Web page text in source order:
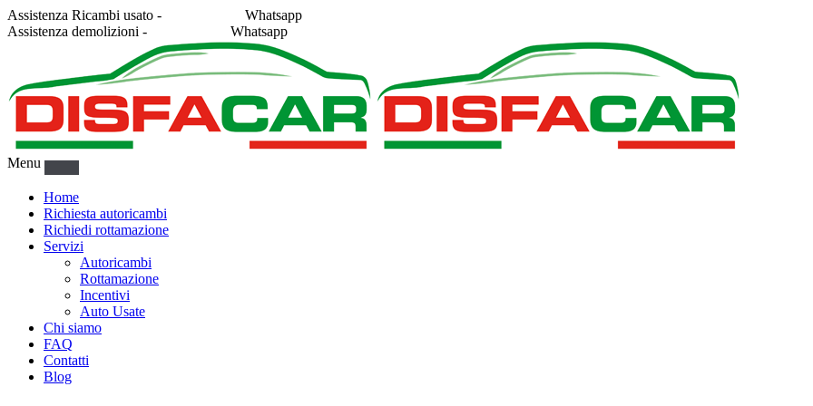
Assistenza Ricambi usato -
Whatsapp
Assistenza demolizioni -
Whatsapp
Menu
Home
Richiesta autoricambi
Richiedi rottamazione
Servizi
Autoricambi
Rottamazione
Incentivi
Auto Usate
Chi siamo
FAQ
Contatti
Blog